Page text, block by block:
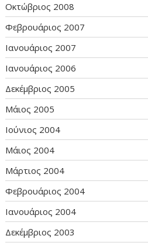
Οκτώβριος 2008
Φεβρουάριος 2007
Ιανουάριος 2007
Ιανουάριος 2006
Δεκέμβριος 2005
Μάιος 2005
Ιούνιος 2004
Μάιος 2004
Μάρτιος 2004
Φεβρουάριος 2004
Ιανουάριος 2004
Δεκέμβριος 2003